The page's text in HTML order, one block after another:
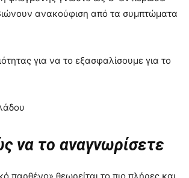
ανακούφιση από τα συμπτώματα
για να το εξασφαλίσουμε για το
να το αναγνωρίσετε